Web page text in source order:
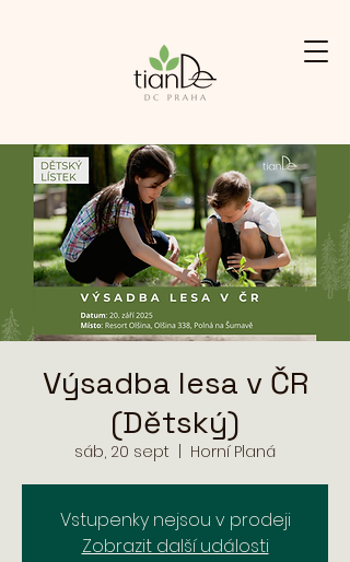
Výsadba lesa v ČR
(Dětský)
sáb, 20 sept Horní Planá
Vstupenky nejsou v prodeji
Zobrazit další události